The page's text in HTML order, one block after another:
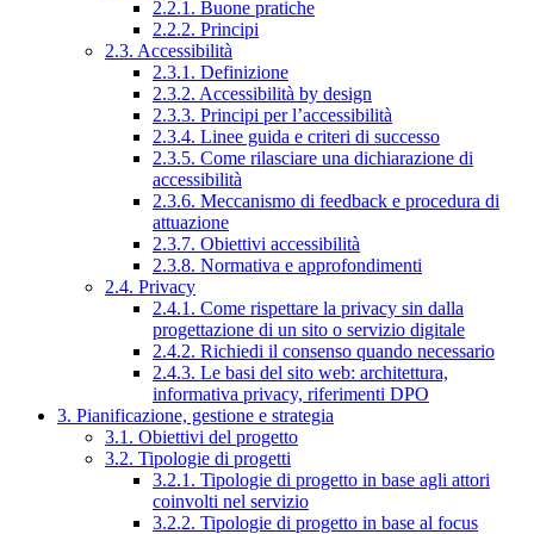
2.2.1. Buone pratiche
2.2.2. Principi
2.3. Accessibilità
2.3.1. Definizione
2.3.2. Accessibilità by design
2.3.3. Principi per l’accessibilità
2.3.4. Linee guida e criteri di successo
2.3.5. Come rilasciare una dichiarazione di
accessibilità
2.3.6. Meccanismo di feedback e procedura di
attuazione
2.3.7. Obiettivi accessibilità
2.3.8. Normativa e approfondimenti
2.4. Privacy
2.4.1. Come rispettare la privacy sin dalla
progettazione di un sito o servizio digitale
2.4.2. Richiedi il consenso quando necessario
2.4.3. Le basi del sito web: architettura,
informativa privacy, riferimenti DPO
3. Pianificazione, gestione e strategia
3.1. Obiettivi del progetto
3.2. Tipologie di progetti
3.2.1. Tipologie di progetto in base agli attori
coinvolti nel servizio
3.2.2. Tipologie di progetto in base al focus